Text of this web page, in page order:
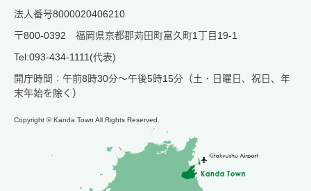
法人番号8000020406210
〒800-0392 福岡県京都郡苅田町富久町1丁目19-1
Tel:093-434-1111(代表)
開庁時間：午前8時30分～午後5時15分（土・日曜日、祝日、年
末年始を除く）
Copyright © Kanda Town All Rights Reserved.